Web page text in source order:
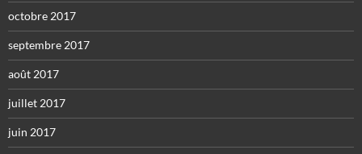
octobre 2017
septembre 2017
août 2017
juillet 2017
juin 2017